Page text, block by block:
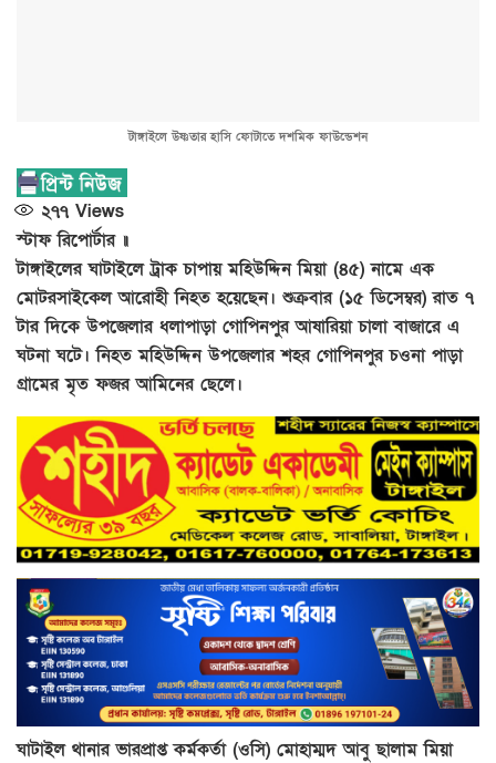
টাঙ্গাইলে উষ্ণতার হাসি ফোটাতে দশমিক ফাউন্ডেশন
২৭৭ Views
স্টাফ রিপোর্টার ॥
টাঙ্গাইলের ঘাটাইলে ট্রাক চাপায় মহিউদ্দিন মিয়া (৪৫) নামে এক
মোটরসাইকেল আরোহী নিহত হয়েছেন। শুক্রবার (১৫ ডিসেম্বর) রাত ৭
টার দিকে উপজেলার ধলাপাড়া গোপিনপুর আষারিয়া চালা বাজারে এ
ঘটনা ঘটে। নিহত মহিউদ্দিন উপজেলার শহর গোপিনপুর চওনা পাড়া
গ্রামের মৃত ফজর আমিনের ছেলে।
ঘাটাইল থানার ভারপ্রাপ্ত কর্মকর্তা (ওসি) মোহাম্মদ আবু ছালাম মিয়া